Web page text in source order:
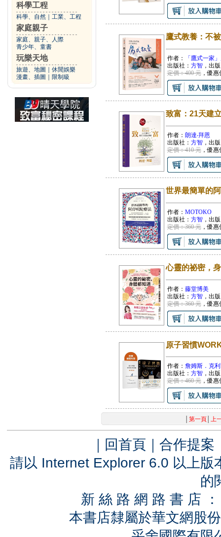
科學工程
科學、自然 工業、工程
家庭親子
家庭、親子、人際
青少年、童書
玩樂天地
旅遊、地圖
休閒娛樂
漫畫、插圖
限制級
鷹式教養：不
作者：
「鷹式一家
出版社： 方智，出
定價：400 元，優惠
致富：21天建
作者： 朗達‧拜恩
出版社： 方智，出
定價：410 元，優惠
世界最簡單的
作者： MOTOKO
出版社： 方智，出
定價：360 元，優惠
心靈的祕密，
作者： 藤堂博美
出版社： 方智，出
定價：360 元，優惠
原子習慣
作者： 詹姆斯．克
出版社： 方智，出
定價：460 元，優惠
第一頁│ 上
｜ 回首頁 ｜ 合作提案
請以 Internet Explorer 6.0 以上
的
新 絲 路 網 路 書 店
本書店隸屬於華文網股